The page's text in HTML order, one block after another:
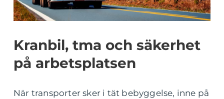
Kranbil, tma och säkerhet
på arbetsplatsen
När transporter sker i tät bebyggelse, inne på